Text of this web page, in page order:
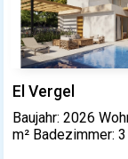
El Vergel
Baujahr: 2026
m² Badezimmer: